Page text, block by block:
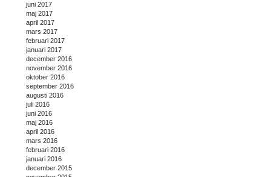
juni 2017
maj 2017
april 2017
mars 2017
februari 2017
januari 2017
december 2016
november 2016
oktober 2016
september 2016
augusti 2016
juli 2016
juni 2016
maj 2016
april 2016
mars 2016
februari 2016
januari 2016
december 2015